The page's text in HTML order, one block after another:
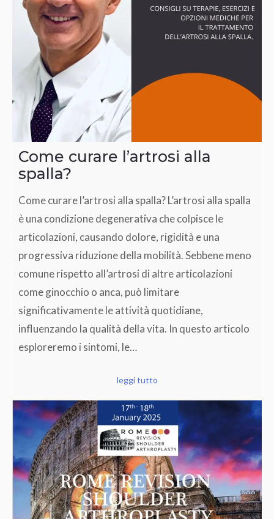
Come curare l’artrosi alla
spalla?
Come curare l’artrosi alla spalla? L’artrosi alla spalla
è una condizione degenerativa che colpisce le
articolazioni, causando dolore, rigidità e una
progressiva riduzione della mobilità. Sebbene meno
comune rispetto all’artrosi di altre articolazioni
come ginocchio o anca, può limitare
significativamente le attività quotidiane,
influenzando la qualità della vita. In questo articolo
esploreremo i sintomi, le…
leggi tutto